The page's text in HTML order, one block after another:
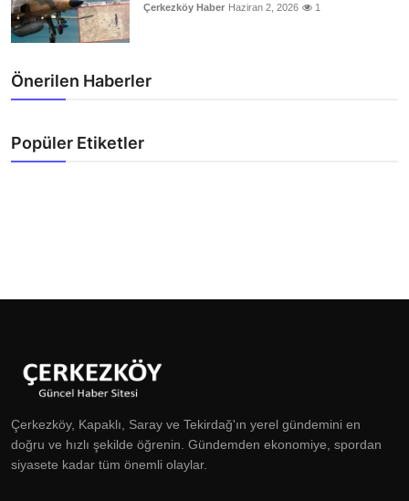
Çerkezköy Haber Haziran 2, 2026 1
Önerilen Haberler
Popüler Etiketler
Çerkezköy, Kapaklı, Saray ve Tekirdağ'ın yerel gündemini en
doğru ve hızlı şekilde öğrenin. Gündemden ekonomiye, spordan
siyasete kadar tüm önemli olaylar.